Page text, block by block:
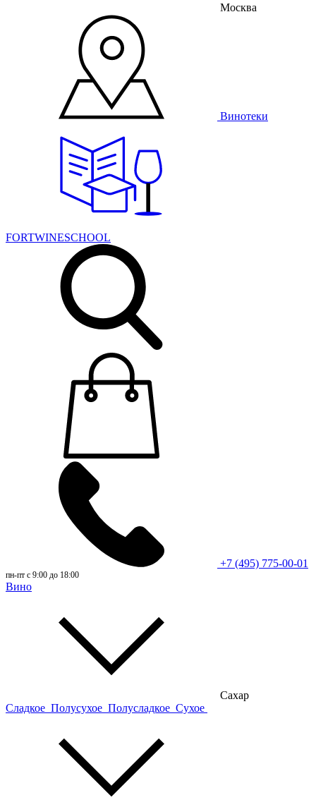
Москва
Винотеки
FORTWINESCHOOL
+7 (495) 775-00-01
пн-пт с 9:00 до 18:00
Вино
Сахар
Сладкое Полусухое Полусладкое Сухое